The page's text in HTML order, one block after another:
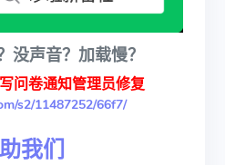
没声音？加载慢？
问卷通知管理员修复
s2/11487252/66f7/
我们